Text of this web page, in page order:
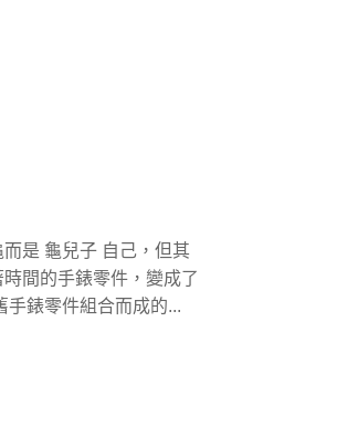
是 龜兒子 自己，但其
間的手錶零件，變成了
手錶零件組合而成的...